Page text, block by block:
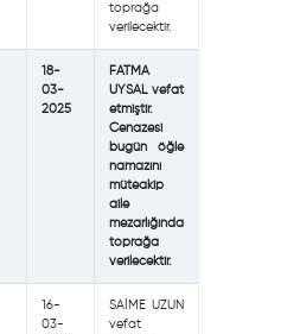
toprağa
verilecektir.
18-
03-
2025
FATMA
UYSAL vefat
etmiştir.
Cenazesi
bugün öğle
namazını
müteakip
aile
mezarlığında
toprağa
verilecektir.
16-
03-
SAİME UZUN
vefat